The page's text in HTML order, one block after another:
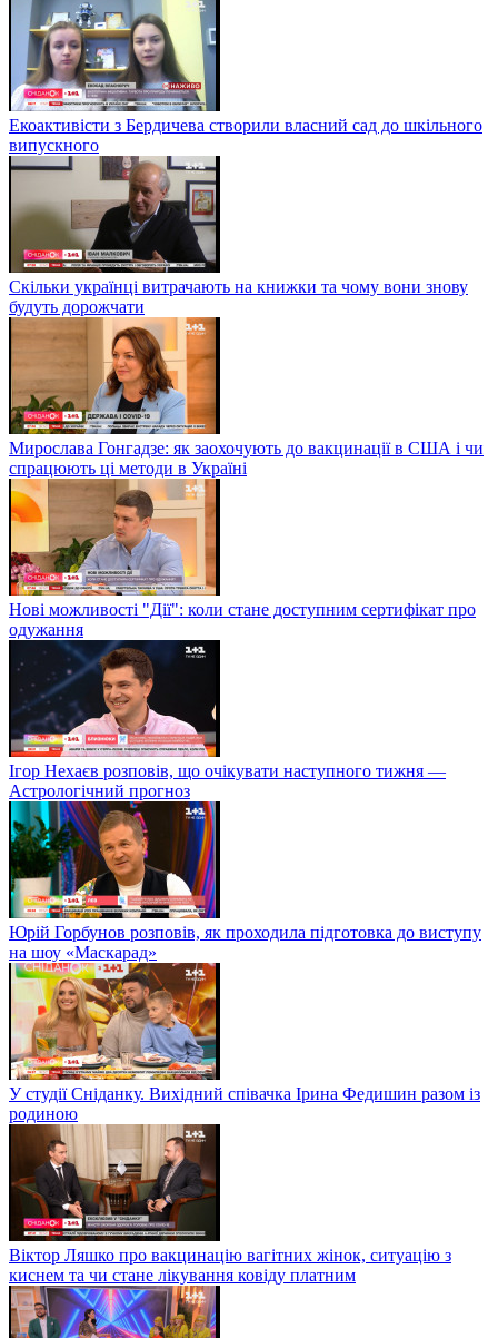
Екоактивісти з Бердичева створили власний сад до шкільного
випускного
Скільки українці витрачають на книжки та чому вони знову
будуть дорожчати
Мирослава Гонгадзе: як заохочують до вакцинації в США і чи
спрацюють ці методи в Україні
Нові можливості "Дії": коли стане доступним сертифікат про
одужання
Ігор Нехаєв розповів, що очікувати наступного тижня —
Астрологічний прогноз
Юрій Горбунов розповів, як проходила підготовка до виступу
на шоу «Маскарад»
У студії Сніданку. Вихідний співачка Ірина Федишин разом із
родиною
Віктор Ляшко про вакцинацію вагітних жінок, ситуацію з
киснем та чи стане лікування ковіду платним